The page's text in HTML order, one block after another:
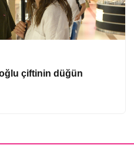
çiftinin düğün